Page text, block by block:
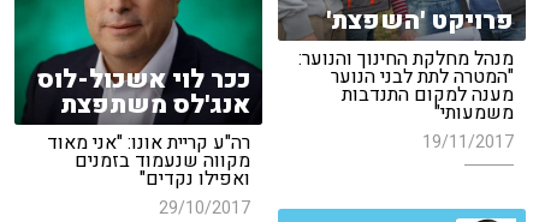
פרויקט 'השפצת'
מנהל מחלקת החינוך והנוער:
"המטרה לתת לבני הנוער
מענה למקום התנדבות
משמעותי"
19/11/2017
ככר לוי אשכול-לוס
אנג'לס משתפצת
רה"ע קריית אונו: "אני מאוד
מקווה שנעמוד בזמנים
ואפילו נקדים"
29/10/2017